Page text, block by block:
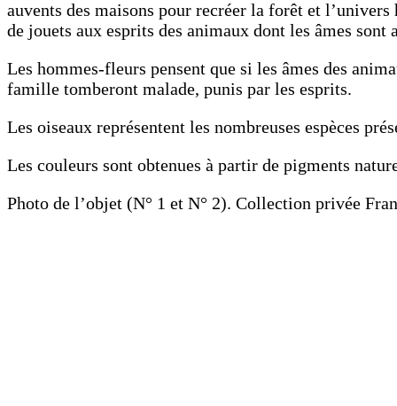
auvents des maisons pour recréer la forêt et
de jouets aux esprits des animaux dont les âmes sont
Les hommes-fleurs pensent que si les âmes des
famille tomberont malade, punis par les esprits.
Les oiseaux représentent les nombreuses espèces
Les couleurs sont obtenues à partir de pigments
Photo de l’objet (N° 1 et N° 2). Collection privée